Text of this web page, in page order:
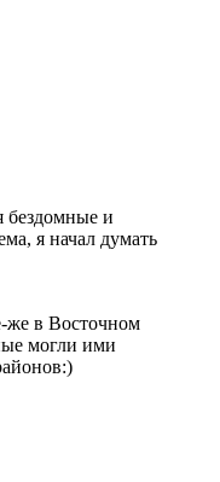
бездомные и
я начал думать
же в Восточном
могли ими